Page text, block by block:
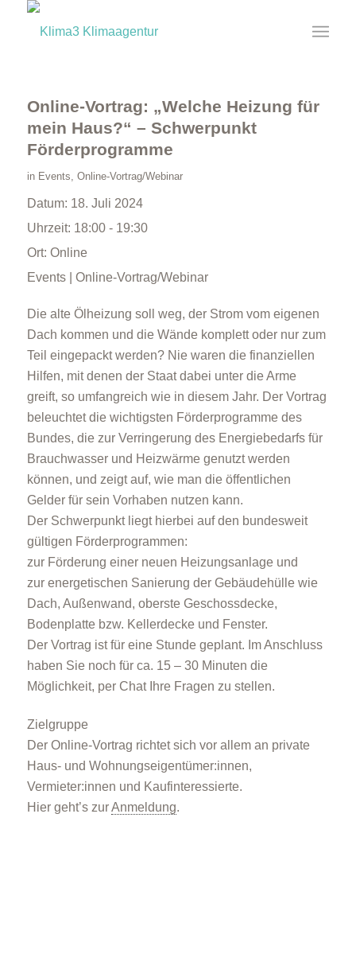
Online-Vortrag: „Welche Heizung für
mein Haus?“ – Schwerpunkt
Förderprogramme
in Events, Online-Vortrag/Webinar
Datum: 18. Juli 2024
Uhrzeit: 18:00 - 19:30
Ort: Online
Events | Online-Vortrag/Webinar
Die alte Ölheizung soll weg, der Strom vom eigenen
Dach kommen und die Wände komplett oder nur zum
Teil eingepackt werden? Nie waren die finanziellen
Hilfen, mit denen der Staat dabei unter die Arme
greift, so umfangreich wie in diesem Jahr. Der Vortrag
beleuchtet die wichtigsten Förderprogramme des
Bundes, die zur Verringerung des Energiebedarfs für
Brauchwasser und Heizwärme genutzt werden
können, und zeigt auf, wie man die öffentlichen
Gelder für sein Vorhaben nutzen kann.
Der Schwerpunkt liegt hierbei auf den bundesweit
gültigen Förderprogrammen:
zur Förderung einer neuen Heizungsanlage und
zur energetischen Sanierung der Gebäudehülle wie
Dach, Außenwand, oberste Geschossdecke,
Bodenplatte bzw. Kellerdecke und Fenster.
Der Vortrag ist für eine Stunde geplant. Im Anschluss
haben Sie noch für ca. 15 – 30 Minuten die
Möglichkeit, per Chat Ihre Fragen zu stellen.
Zielgruppe
Der Online-Vortrag richtet sich vor allem an private
Haus- und Wohnungseigentümer:innen,
Vermieter:innen und Kaufinteressierte.
Hier geht’s zurAnmeldung.